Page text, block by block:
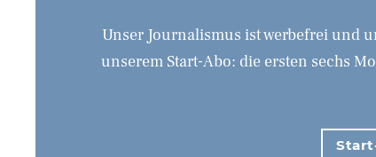
Unser Journalismus ist werbefrei und
unserem Start-Abo: die ersten sechs